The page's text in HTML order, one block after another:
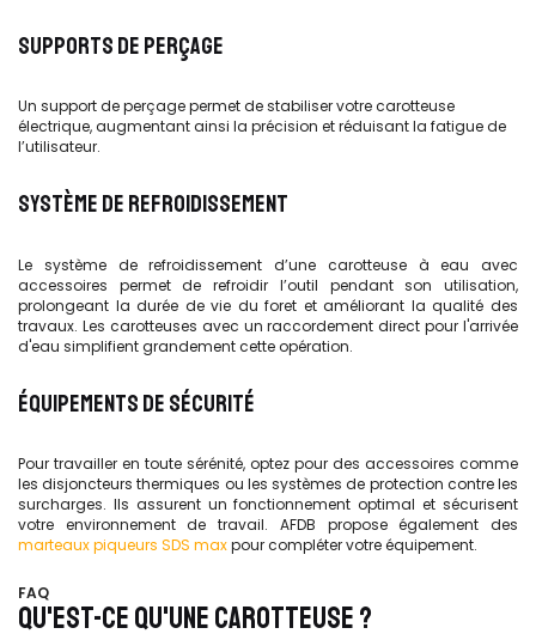
SUPPORTS DE PERÇAGE
Un support de perçage permet de stabiliser votre carotteuse
électrique, augmentant ainsi la précision et réduisant la fatigue de
l’utilisateur.
SYSTÈME DE REFROIDISSEMENT
Le système de refroidissement d’une carotteuse à eau avec
accessoires permet de refroidir l’outil pendant son utilisation,
prolongeant la durée de vie du foret et améliorant la qualité des
travaux. Les carotteuses avec un raccordement direct pour l'arrivée
d'eau simplifient grandement cette opération.
ÉQUIPEMENTS DE SÉCURITÉ
Pour travailler en toute sérénité, optez pour des accessoires comme
les disjoncteurs thermiques ou les systèmes de protection contre les
surcharges. Ils assurent un fonctionnement optimal et sécurisent
votre environnement de travail. AFDB propose également des
marteaux piqueurs SDS maxpour compléter votre équipement.
FAQ
QU'EST-CE QU'UNE CAROTTEUSE ?